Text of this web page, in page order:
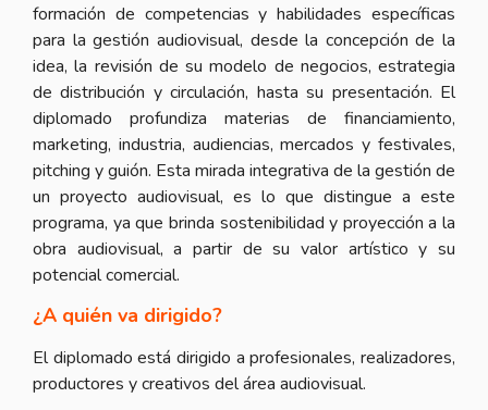
formación de competencias y habilidades específicas
para la gestión audiovisual, desde la concepción de la
idea, la revisión de su modelo de negocios, estrategia
de distribución y circulación, hasta su presentación. El
diplomado profundiza materias de financiamiento,
marketing, industria, audiencias, mercados y festivales,
pitching y guión. Esta mirada integrativa de la gestión de
un proyecto audiovisual, es lo que distingue a este
programa, ya que brinda sostenibilidad y proyección a la
obra audiovisual, a partir de su valor artístico y su
potencial comercial.
¿A quién va dirigido?
El diplomado está dirigido a profesionales, realizadores,
productores y creativos del área audiovisual.